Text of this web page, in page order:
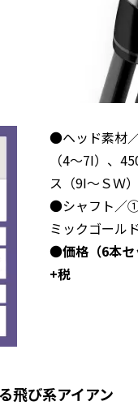
●ヘッド素材
（4〜7I）、
ス（9I〜ＳＷ）
●シャフト／
ミックゴール
●価格（6本
+税
飛び系アイアン